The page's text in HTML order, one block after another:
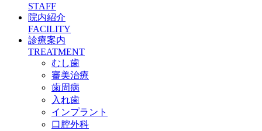
STAFF
院内紹介
FACILITY
診療案内
TREATMENT
むし歯
審美治療
歯周病
入れ歯
インプラント
口腔外科